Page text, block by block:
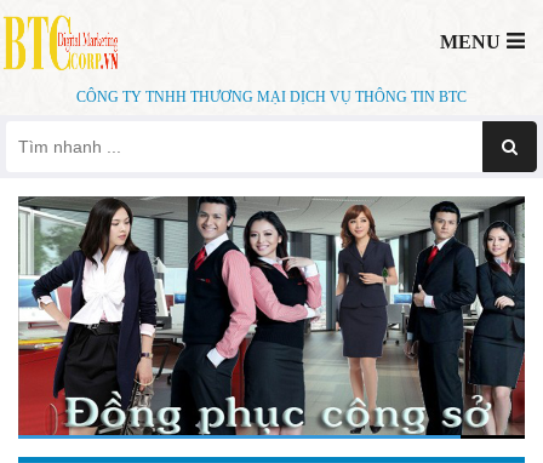
MENU
CÔNG TY TNHH THƯƠNG MẠI DỊCH VỤ THÔNG TIN BTC